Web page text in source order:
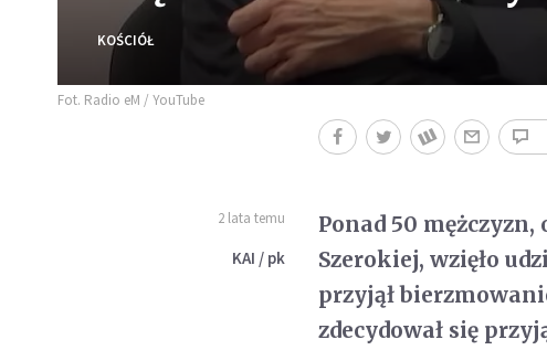
KOŚCIÓŁ
Fot. Radio eM / YouTube
2 lata temu
KAI / pk
Ponad 50
Szerokiej, wzięło
przyjął
zdecydował się